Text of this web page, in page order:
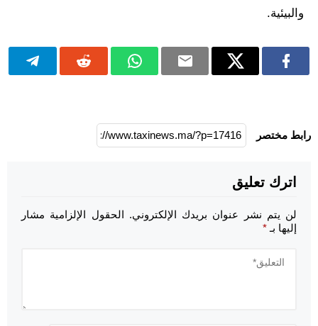
والبيئية.
رابط مختصر
اترك تعليق
لن يتم نشر عنوان بريدك الإلكتروني. الحقول الإلزامية مشار
إليها بـ *